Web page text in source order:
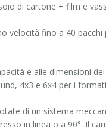
di cartone + film e
velocità fino a 40
e alle dimensioni
4x3 e 6x4 per i
di un sistema
in linea o a 90°. Il